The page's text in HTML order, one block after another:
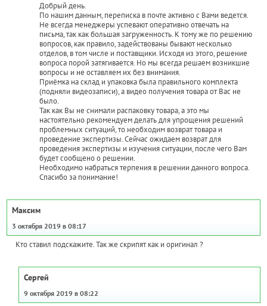
Добрый день.
По нашим данным, переписка в почте активно с Вами ведется.
Не всегда менеджеры успевают оперативно отвечать на
письма, так как большая загруженность. К тому же по решению
вопросов, как правило, задействованы бывают несколько
отделов, в том числе и поставщики. Исходя из этого, решение
вопроса порой затягивается. Но мы всегда решаем возникшие
вопросы и не оставляем их без внимания.
Приёмка на склад и упаковка была правильного комплекта
(подняли видеозаписи), а видео получения товара от Вас не
было.
Так как Вы не снимали распаковку товара, а это мы
настоятельно рекомендуем делать для упрощения решений
проблемных ситуаций, то необходим возврат товара и
проведение экспертизы. Сейчас ожидаем возврат для
проведения экспертизы и изучения ситуации, после чего Вам
будет сообщено о решении.
Необходимо набраться терпения в решении данного вопроса.
Спасибо за понимание!
Максим
3 октября 2019 в 08:17
Кто ставил подскажите. Так же скрипят как и оригинал ?
Сергей
9 октября 2019 в 08:22